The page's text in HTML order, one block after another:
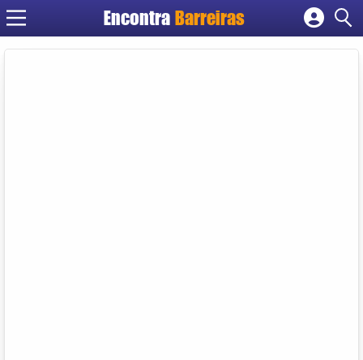
EncontraBarreiras
Cadastrar empresa